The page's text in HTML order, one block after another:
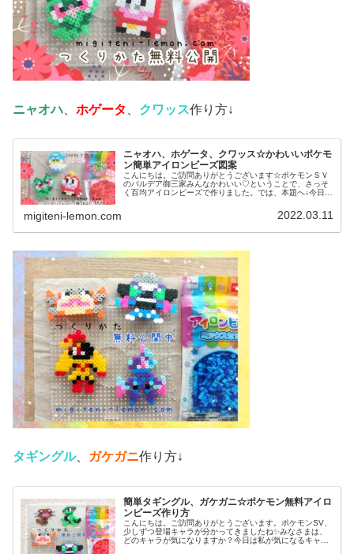
ニャオハ ホゲータ クワッス作り方↓
ニャオハ、ホゲータ、クワッス☆かわいいポケモ
ン簡単アイロンビーズ図案
こんにちは。ご訪問ありがとうございます☆ポケモンＳＶ
のパルデア御三家みんなかわいい♡ということで、さっそ
く百均アイロンビーズで作りました。では、本題へ↓今日の
migiteni-lemon.com 2022.03.11
タギングル、 ガケガニ作り方↓
簡単タギングル、ガケガニ☆ポケモン無料アイロ
ンビーズ作り方
こんにちは。ご訪問ありがとうございます。ポケモンSV、
少しずつ登場キャラが分かってきましたね✨みなさまは、
どのキャラが気になりますか？今日は私が気になるキャラ